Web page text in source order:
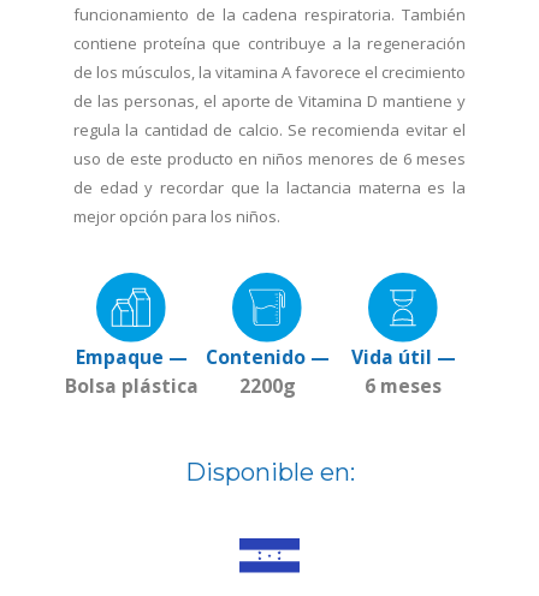
funcionamiento de la cadena respiratoria. También
contiene proteína que contribuye a la regeneración
de los músculos, la vitamina A favorece el crecimiento
de las personas, el aporte de Vitamina D mantiene y
regula la cantidad de calcio. Se recomienda evitar el
uso de este producto en niños menores de 6 meses
de edad y recordar que la lactancia materna es la
mejor opción para los niños.
Empaque —
Bolsa plástica
Contenido —
2200g
Vida útil —
6 meses
Disponible en: